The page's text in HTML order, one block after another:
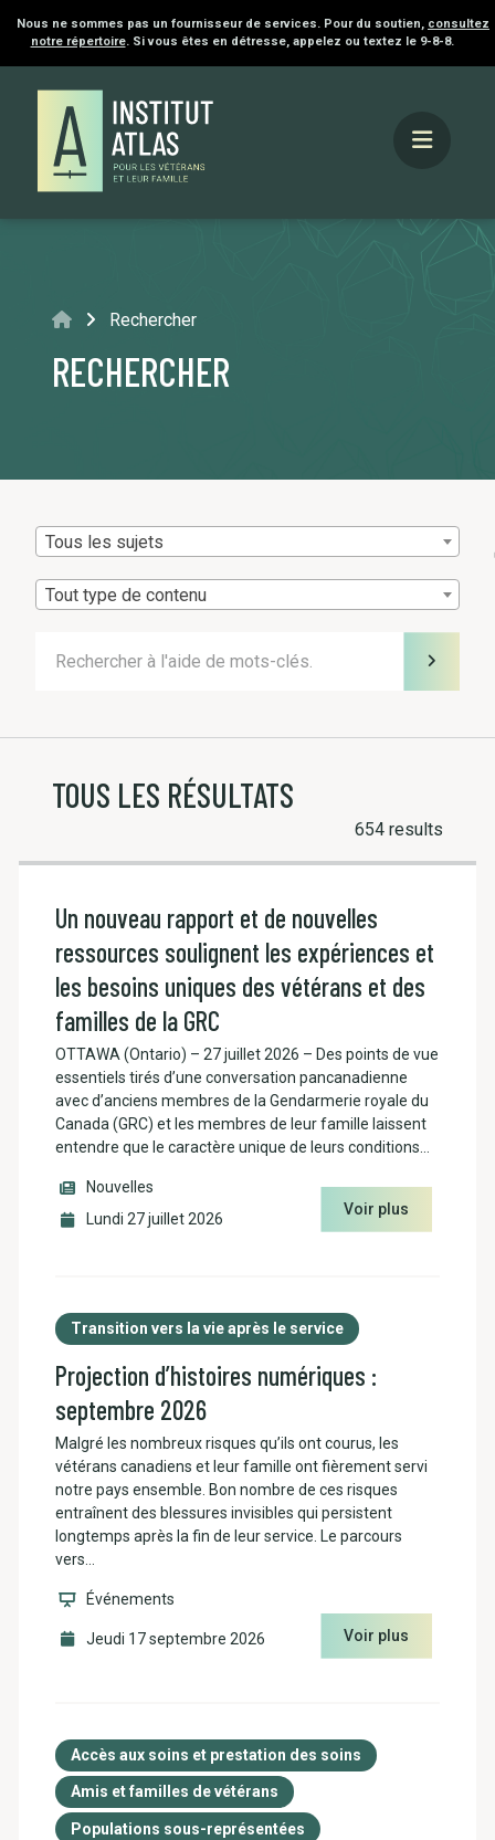
Nous ne sommes pas un fournisseur de services. Pour du soutien, consultez
notre répertoire. Si vous êtes en détresse, appelez ou textez le 9-8-8.
AccueilRechercher
RECHERCHER
Tous les sujets
Tout type de contenu
TOUS LES RÉSULTATS
654 results
Un nouveau rapport et de nouvelles
ressources soulignent les expériences et
les besoins uniques des vétérans et des
familles de la GRC
OTTAWA (Ontario) – 27 juillet 2026 – Des points de vue
essentiels tirés d’une conversation pancanadienne
avec d’anciens membres de la Gendarmerie royale du
Canada (GRC) et les membres de leur famille laissent
entendre que le caractère unique de leurs conditions…
Nouvelles
Lundi 27 juillet 2026
Voir plus
Transition vers la vie après le service
Projection d’histoires numériques :
septembre 2026
Malgré les nombreux risques qu’ils ont courus, les
vétérans canadiens et leur famille ont fièrement servi
notre pays ensemble. Bon nombre de ces risques
entraînent des blessures invisibles qui persistent
longtemps après la fin de leur service. Le parcours
vers…
Événements
Jeudi 17 septembre 2026 Voir plus
Accès aux soins et prestation des soins
Amis et familles de vétérans
Populations sous-représentées